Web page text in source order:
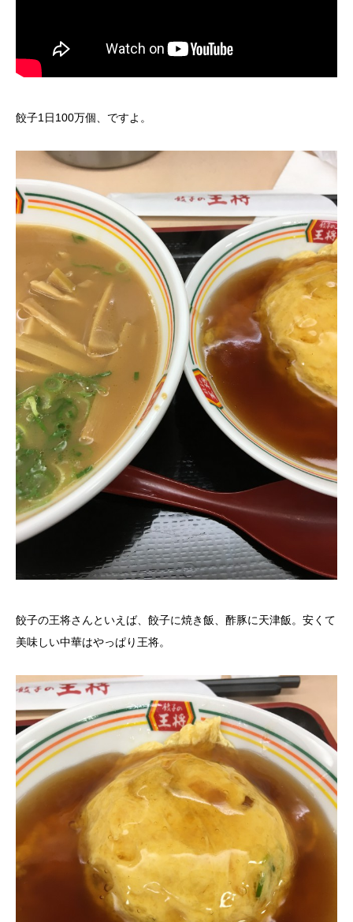
餃子1日100万個、ですよ。
餃子の王将さんといえば、餃子に焼き飯、酢豚に天津飯。安くて
美味しい中華はやっぱり王将。